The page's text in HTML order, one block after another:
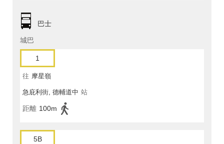
巴士
城巴
1
往 摩星嶺
急庇利街, 德輔道中 站
距離 100m
5B